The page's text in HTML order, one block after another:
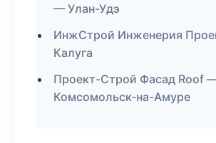
— Улан-Удэ
ИнжСтрой Инженерия
Калуга
Проект-Строй Фасад Roof
Комсомольск-на-Амуре